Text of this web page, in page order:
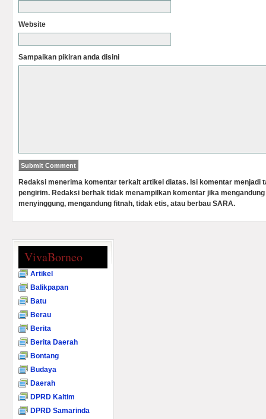
Website
Sampaikan pikiran anda disini
Redaksi menerima komentar terkait artikel diatas. Isi komentar menjadi
pengirim. Redaksi berhak tidak menampilkan komentar jika
menyinggung, mengandung fitnah, tidak etis, atau berbau SARA.
VivaBorneo
Artikel
Balikpapan
Batu
Berau
Berita
Berita Daerah
Bontang
Budaya
Daerah
DPRD Kaltim
DPRD Samarinda